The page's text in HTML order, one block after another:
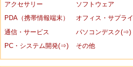
アクセサリー
ソフトウェア
PDA（携帯情報端末）
オフィス・サプライ
通信・サービス
パソコンデスク(⇒)
PC・システム開発(⇒)
その他